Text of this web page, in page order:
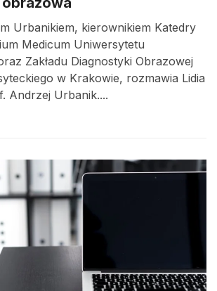
Urbanikiem, kierownikiem Katedry
Medicum Uniwersytetu
Zakładu Diagnostyki Obrazowej
w Krakowie, rozmawia Lidia
Andrzej Urbanik....